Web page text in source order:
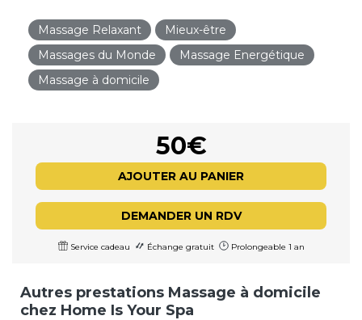
Massage Relaxant
Mieux-être
Massages du Monde
Massage Energétique
Massage à domicile
50€
AJOUTER AU PANIER
DEMANDER UN RDV
Service cadeau Échange gratuit Prolongeable 1 an
Autres prestations Massage à domicile
chez Home Is Your Spa